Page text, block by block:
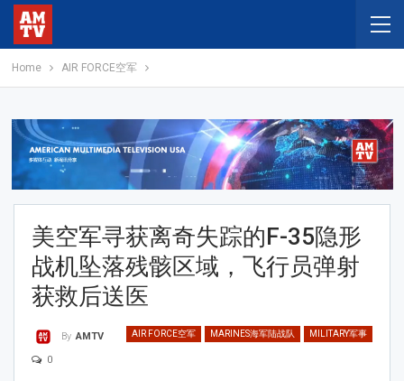
Home AIR FORCE空军
美空军寻获离奇失踪的F-35隐形
战机坠落残骸区域，飞行员弹射
获救后送医
AIR FORCE空军 MARINES海军陆战队 MILITARY军事
By AMTV
0